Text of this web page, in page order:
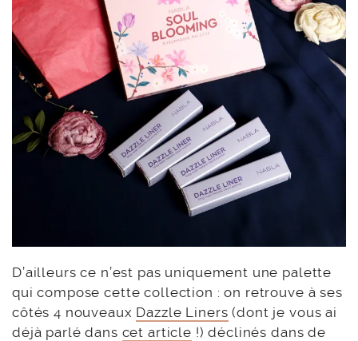
D’ailleurs ce n’est pas uniquement une palette
qui compose cette collection : on retrouve à ses
côtés 4 nouveaux Dazzle Liners (dont je vous ai
déjà parlé dans cet article !) déclinés dans de